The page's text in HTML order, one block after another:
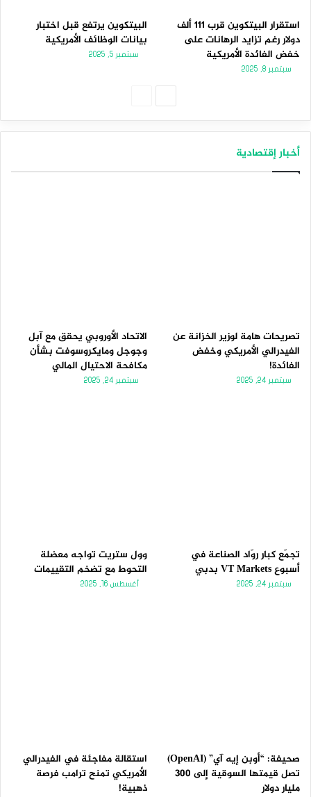
استقرار البيتكوين قرب 111 ألف
دولار رغم تزايد الرهانات على
خفض الفائدة الأمريكية
سبتمبر 8, 2025
البيتكوين يرتفع قبل اختبار
بيانات الوظائف الأمريكية
سبتمبر 5, 2025
أخبار إقتصادية
تصريحات هامة لوزير الخزانة عن
الفيدرالي الأمريكي وخفض
الفائدة!
سبتمبر 24, 2025
الاتحاد الأوروبي يحقق مع آبل
وجوجل ومايكروسوفت بشأن
مكافحة الاحتيال المالي
سبتمبر 24, 2025
تجمّع كبار روّاد الصناعة في
أسبوع VT Markets بدبي
سبتمبر 24, 2025
وول ستريت تواجه معضلة
التحوط مع تضخم التقييمات
أغسطس 16, 2025
صحيفة: “أوبن إيه آي” (OpenAI)
تصل قيمتها السوقية إلى 300
مليار دولار
استقالة مفاجئة في الفيدرالي
الأمريكي تمنح ترامب فرصة
ذهبية!